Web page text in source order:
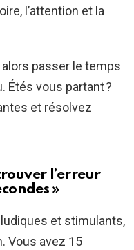
l’attention et la
passer le temps
Étés vous partant ?
et résolvez
l’erreur
»
et stimulants,
Vous avez 15